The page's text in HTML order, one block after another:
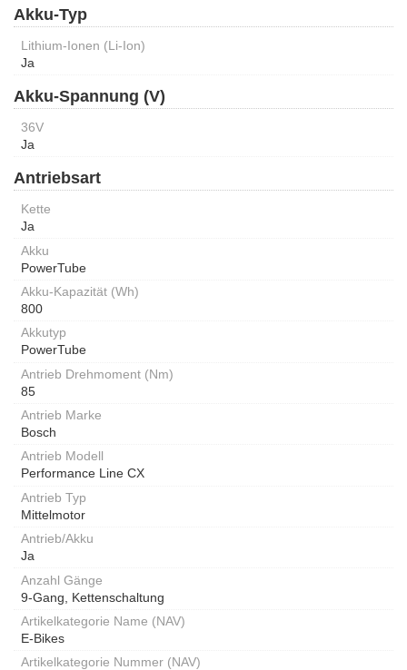
Akku-Typ
Lithium-Ionen (Li-Ion)
Ja
Akku-Spannung (V)
36V
Ja
Antriebsart
Kette
Ja
Akku
PowerTube
Akku-Kapazität (Wh)
800
Akkutyp
PowerTube
Antrieb Drehmoment (Nm)
85
Antrieb Marke
Bosch
Antrieb Modell
Performance Line CX
Antrieb Typ
Mittelmotor
Antrieb/Akku
Ja
Anzahl Gänge
9-Gang, Kettenschaltung
Artikelkategorie Name (NAV)
E-Bikes
Artikelkategorie Nummer (NAV)